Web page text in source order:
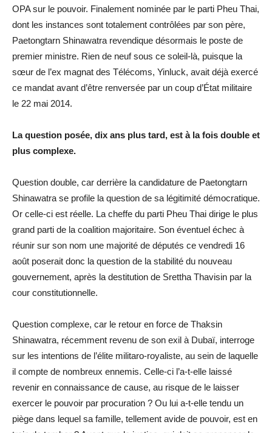
OPA sur le pouvoir. Finalement nominée par le parti Pheu Thai,
dont les instances sont totalement contrôlées par son père,
Paetongtarn Shinawatra revendique désormais le poste de
premier ministre. Rien de neuf sous ce soleil-là, puisque la
sœur de l’ex magnat des Télécoms, Yinluck, avait déjà exercé
ce mandat avant d’être renversée par un coup d’État militaire
le 22 mai 2014.
La question posée, dix ans plus tard, est à la fois double et
plus complexe.
Question double, car derrière la candidature de Paetongtarn
Shinawatra se profile la question de sa légitimité démocratique.
Or celle-ci est réelle. La cheffe du parti Pheu Thai dirige le plus
grand parti de la coalition majoritaire. Son éventuel échec à
réunir sur son nom une majorité de députés ce vendredi 16
août poserait donc la question de la stabilité du nouveau
gouvernement, après la destitution de Srettha Thavisin par la
cour constitutionnelle.
Question complexe, car le retour en force de Thaksin
Shinawatra, récemment revenu de son exil à Dubaï, interroge
sur les intentions de l’élite militaro-royaliste, au sein de laquelle
il compte de nombreux ennemis. Celle-ci l’a-t-elle laissé
revenir en connaissance de cause, au risque de le laisser
exercer le pouvoir par procuration ? Ou lui a-t-elle tendu un
piège dans lequel sa famille, tellement avide de pouvoir, est en